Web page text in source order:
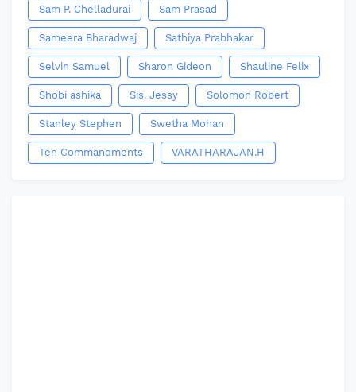
Sam P. Chelladurai Sam Prasad
Sameera Bharadwaj Sathiya Prabhakar
Selvin Samuel Sharon Gideon Shauline Felix
Shobi ashika Sis. Jessy Solomon Robert
Stanley Stephen Swetha Mohan
Ten Commandments VARATHARAJAN.H